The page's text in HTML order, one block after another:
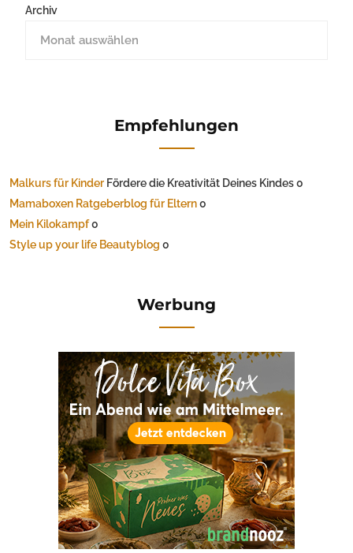
Archiv
Empfehlungen
Malkurs für Kinder Fördere die Kreativität Deines Kindes 0
Mamaboxen Ratgeberblog für Eltern0
Mein Kilokampf0
Style up your life Beautyblog 0
Werbung